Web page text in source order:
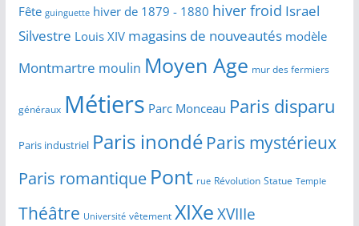
Fête guinguette hiver de 1879 - 1880 hiver froid Israel
Silvestre Louis XIV magasins de nouveautés modèle
Montmartre moulin Moyen Age mur des fermiers
généraux Métiers Parc Monceau Paris disparu
Paris industriel Paris inondé Paris mystérieux
Paris romantique Pont rue Révolution Statue Temple
Théâtre Université vêtement XIXeXVIIIe